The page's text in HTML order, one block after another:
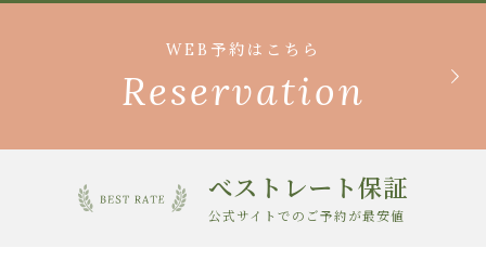
WEB予約はこちら
Reservation
べストレート保証
公式サイトでのご予約が最安値